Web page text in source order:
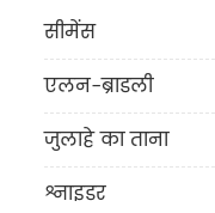
सीमेंस
एलन-ब्राडली
जुलाहे का ताना
श्नाइडर